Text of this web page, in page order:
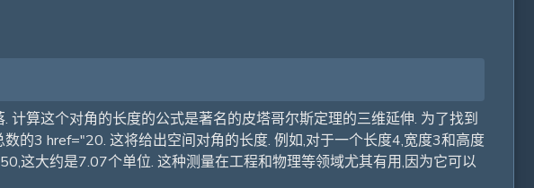
算这个对角的长度的公式是著名的皮塔哥尔斯定理的三维延伸. 为了找到
的3 href="20. 这将给出空间对角的长度. 例如,对于一个长度4,宽度3和高度
大约是7.07个单位. 这种测量在工程和物理等领域尤其有用,因为它可以